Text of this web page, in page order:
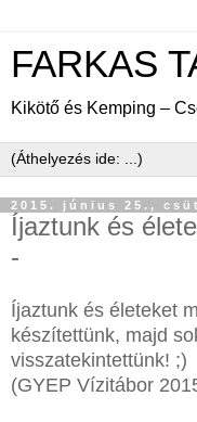
FARKAS
Kikötő és Kemping –
2015. június 25.,
Íjaztunk és
-
Íjaztunk és életeket
készítettünk, majd
visszatekintettünk! ;)
(GYEP Vízitábor